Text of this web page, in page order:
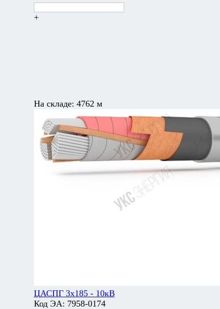
+
На складе: 4762 м
ЦАСПГ 3х185 - 10кВ
Код ЭА: 7958-0174